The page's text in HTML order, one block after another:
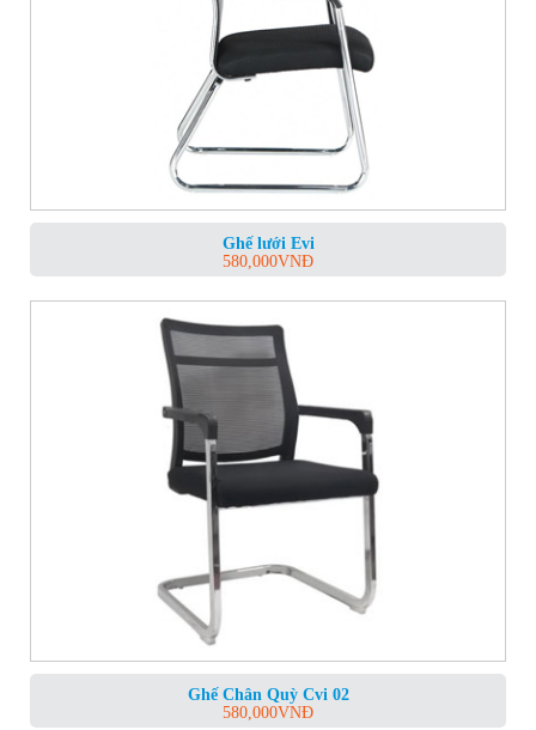
Ghế lưới Evi
580,000VNĐ
Ghế Chân Quỳ Cvi 02
580,000VNĐ